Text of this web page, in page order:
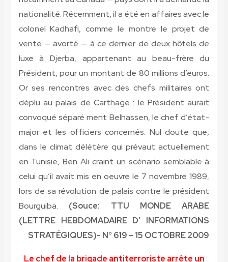
nationalité. Récemment, il a été en affaires avec le
colonel Kadhafi, comme le montre le projet de
vente — avorté — à ce dernier de deux hôtels de
luxe à Djerba, appartenant au beau-frère du
Président, pour un montant de 80 millions d’euros.
Or ses rencontres avec des chefs militaires ont
déplu au palais de Carthage : le Président aurait
convoqué séparé ment Belhassen, le chef d’état-
major et les officiers concernés. Nul doute que,
dans le climat délétère qui prévaut actuellement
en Tunisie, Ben Ali craint un scénario semblable à
celui qu’il avait mis en oeuvre le 7 novembre 1989,
lors de sa révolution de palais contre le président
Bourguiba. (Souce: TTU MONDE ARABE
(LETTRE HEBDOMADAIRE D’ INFORMATIONS
STRATÉGIQUES)- N° 619 – 15 OCTOBRE 2009
Le chef de la brigade antiterroriste arrête un